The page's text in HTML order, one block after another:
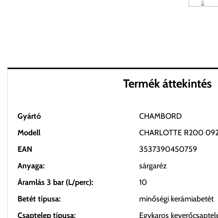
Termék áttekintés
Gyártó
CHAMBORD
Modell
CHARLOTTE R200
EAN
3537390450759
Anyaga:
sárgaréz
Áramlás 3 bar (L/perc):
10
Betét típusa:
minőségi kerámiabetét
Csaptelep típusa:
Egykaros